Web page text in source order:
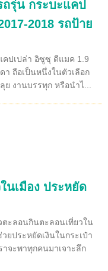
รุ่น กระบะแคป
2018 รถป้าย
คปเปล่า อิซูซุ ดีแมค 1.9
า ถือเป็นหนึ่งในตัวเลือก
งานบรรทุก หรือนำไ...
นเมือง ประหยัด
ตะลอนกินตะลอนเที่ยวใน
ยประหยัดเงินในกระเป๋า
จะพาทุกคนมาเจาะลึก